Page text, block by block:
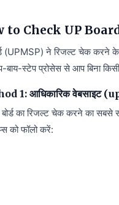
to Check UP Board
(UPMSP) ने रिजल्ट चेक करने
बाय-स्टेप प्रोसेस से आप बिना
1: आधिकारिक वेबसाइट
बोर्ड का रिजल्ट चेक करने का सबसे
को फॉलो करें: